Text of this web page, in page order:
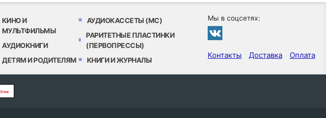
КИНО И
МУЛЬТФИЛЬМЫ
АУДИОКНИГИ
ДЕТЯМ И РОДИТЕЛЯМ
АУДИОКАССЕТЫ (MC)
РАРИТЕТНЫЕ ПЛАСТИНКИ
(ПЕРВОПРЕССЫ)
КНИГИ И ЖУРНАЛЫ
Мы в соцсетях:
Контакты Доставка Оплата